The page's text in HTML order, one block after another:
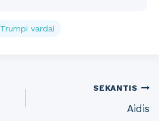
Trumpi vardai
SEKANTIS
Aidis